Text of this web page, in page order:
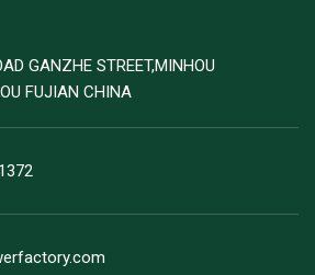
GANZHE STREET,MINHOU
FUJIAN CHINA